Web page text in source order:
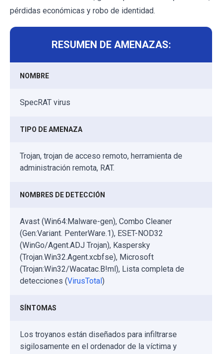
pérdidas económicas y robo de identidad.
RESUMEN DE AMENAZAS:
NOMBRE
SpecRAT virus
TIPO DE AMENAZA
Trojan, trojan de acceso remoto, herramienta de
administración remota, RAT.
NOMBRES DE DETECCIÓN
Avast (Win64:Malware-gen), Combo Cleaner
(Gen:Variant. PenterWare.1), ESET-NOD32
(WinGo/Agent.ADJ Trojan), Kaspersky
(Trojan.Win32.Agent.xcbfse), Microsoft
(Trojan:Win32/Wacatac.B!ml), Lista completa de
detecciones (VirusTotal)
SÍNTOMAS
Los troyanos están diseñados para infiltrarse
sigilosamente en el ordenador de la víctima y